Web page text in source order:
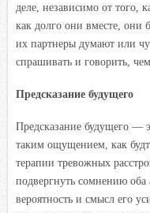
деле, независимо от того,
как долго они вместе, они
их партнеры думают или
спрашивать и говорить,
Предсказание будущего
Предсказание будущего —
таким ощущением, как
терапии тревожных
подвергнуть сомнению оба
вероятность и смысл его